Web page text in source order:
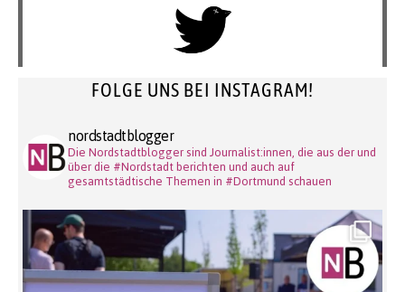
FOLGE UNS BEI INSTAGRAM!
nordstadtblogger
Die Nordstadtblogger sind Journalist:innen, die aus der und
über die #Nordstadt berichten und auch auf
gesamtstädtische Themen in #Dortmund schauen